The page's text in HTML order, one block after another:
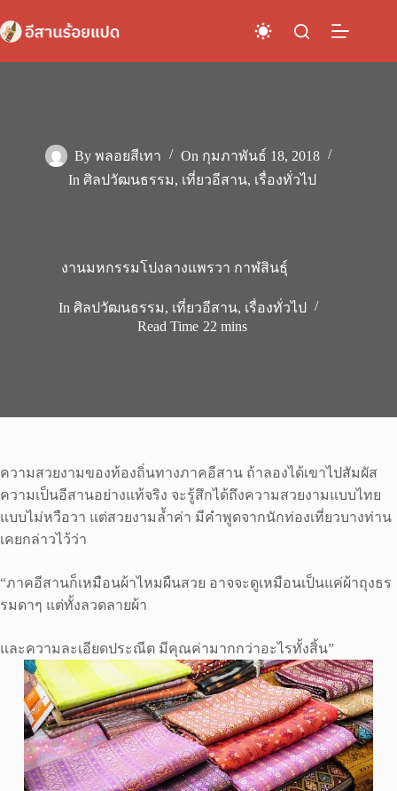
to
content
By พลอยสีเทา On กุมภาพันธ์ 18, 2018
In ศิลปวัฒนธรรม, เที่ยวอีสาน, เรื่องทั่วไป
งานมหกรรมโปงลางแพรวา กาฬสินธุ์
In ศิลปวัฒนธรรม, เที่ยวอีสาน, เรื่องทั่วไป
Read Time 22 mins
ความสวยงามของท้องถิ่นทางภาคอีสาน ถ้าลองได้เขาไปสัมผัส
ความเป็นอีสานอย่างแท้จริง จะรู้สึกได้ถึงความสวยงามแบบไทย
แบบไม่หวือวา แต่สวยงามล้ำค่า มีคำพูดจากนักท่องเที่ยวบางท่าน
เคยกล่าวไว้ว่า
“ภาคอีสานก็เหมือนผ้าไหมผืนสวย อาจจะดูเหมือนเป็นแค่ผ้าถุงธร
รมดาๆ แต่ทั้งลวดลายผ้า
และความละเอียดประณีต มีคุณค่ามากกว่าอะไรทั้งสิ้น”